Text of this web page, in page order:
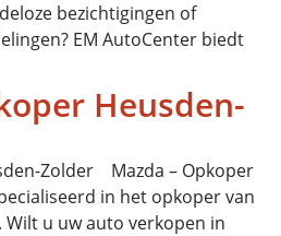
bezichtigingen of
EM AutoCenter biedt
Heusden-
Zolder Mazda – Opkoper
in het opkoper van
Wilt u uw auto verkopen in